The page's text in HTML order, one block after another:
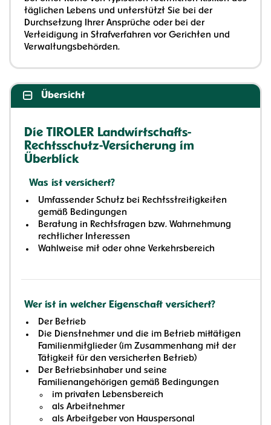
täglichen Lebens und unterstützt Sie bei der
Durchsetzung Ihrer Ansprüche oder bei der
Verteidigung in Strafverfahren vor Gerichten und
Verwaltungsbehörden.
Übersicht
Die TIROLER Landwirtschafts-
Rechtsschutz-Versicherung im
Überblick
Was ist versichert?
Umfassender Schutz bei Rechtsstreitigkeiten
gemäß Bedingungen
Beratung in Rechtsfragen bzw. Wahrnehmung
rechtlicher Interessen
Wahlweise mit oder ohne Verkehrsbereich
Wer ist in welcher Eigenschaft versichert?
Der Betrieb
Die Dienstnehmer und die im Betrieb mittätigen
Familienmitglieder (im Zusammenhang mit der
Tätigkeit für den versicherten Betrieb)
Der Betriebsinhaber und seine
Familienangehörigen gemäß Bedingungen
im privaten Lebensbereich
als Arbeitnehmer
als Arbeitgeber von Hauspersonal